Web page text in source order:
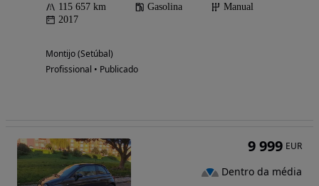
115 657 km Gasolina
Manual
2017
Montijo (Setúbal)
Profissional • Publicado
9 999 EUR
Dentro da média